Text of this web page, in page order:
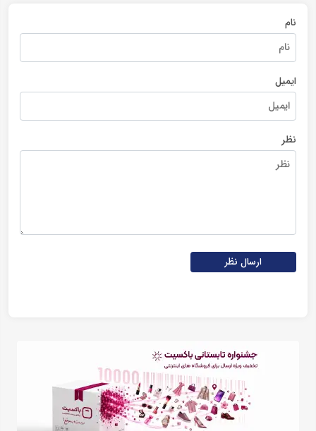
نام
ایمیل
نظر
ارسال نظر